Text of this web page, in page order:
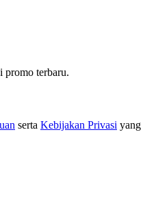
promo terbaru.
serta Kebijakan Privasi yang